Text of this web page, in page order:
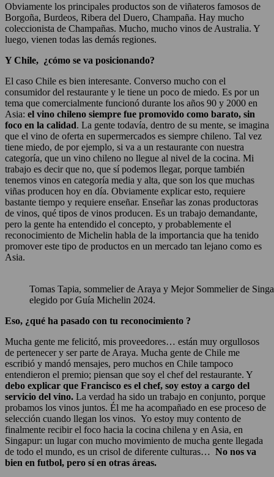
Obviamente los principales productos son de viñateros famosos de
Borgoña, Burdeos, Ribera del Duero, Champaña. Hay mucho
coleccionista de Champañas. Mucho, mucho vinos de Australia. Y
luego, vienen todas las demás regiones.
Y Chile, ¿cómo se va posicionando?
El caso Chile es bien interesante. Converso mucho con el
consumidor del restaurante y le tiene un poco de miedo. Es por un
tema que comercialmente funcionó durante los años 90 y 2000 en
Asia: el vino chileno siempre fue promovido como barato, sin
foco en la calidad. La gente todavía, dentro de su mente, se imagina
que el vino de oferta en supermercados es siempre chileno. Tal vez
tiene miedo, de por ejemplo, si va a un restaurante con nuestra
categoría, que un vino chileno no llegue al nivel de la cocina. Mi
trabajo es decir que no, que sí podemos llegar, porque también
tenemos vinos en categoría media y alta, que son los que muchas
viñas producen hoy en día. Obviamente explicar esto, requiere
bastante tiempo y requiere enseñar. Enseñar las zonas productoras
de vinos, qué tipos de vinos producen. Es un trabajo demandante,
pero la gente ha entendido el concepto, y probablemente el
reconocimiento de Michelin habla de la importancia que ha tenido
promover este tipo de productos en un mercado tan lejano como es
Asia.
Tomas Tapia, sommelier de Araya y Mejor Sommelier de
elegido por Guía Michelin 2024.
Eso, ¿qué ha pasado con tu reconocimiento ?
Mucha gente me felicitó, mis proveedores… están muy orgullosos
de pertenecer y ser parte de Araya. Mucha gente de Chile me
escribió y mandó mensajes, pero muchos en Chile tampoco
entendieron el premio; piensan que soy el chef del restaurante. Y
debo explicar que Francisco es el chef, soy estoy a cargo del
servicio del vino. La verdad ha sido un trabajo en conjunto, porque
probamos los vinos juntos. Él me ha acompañado en ese proceso de
selección cuando llegan los vinos. Yo estoy muy contento de
finalmente recibir el foco hacia la cocina chilena y en Asia, en
Singapur: un lugar con mucho movimiento de mucha gente llegada
de todo el mundo, es un crisol de diferente culturas… No nos va
bien en futbol, pero sí en otras áreas.